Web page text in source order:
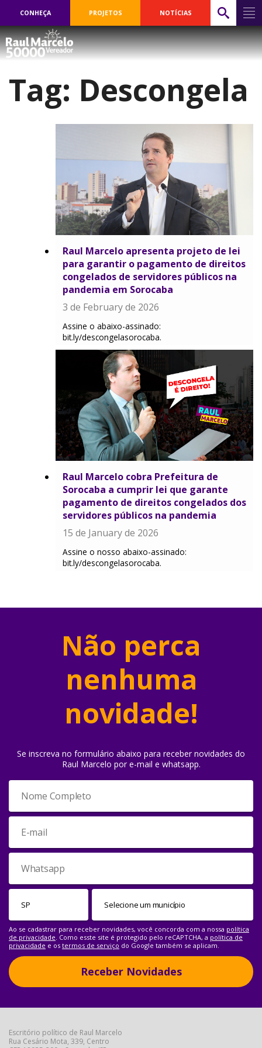
CONHEÇA PROJETOS NOTÍCIAS
Tag: Descongela
Raul Marcelo apresenta projeto de lei
para garantir o pagamento de direitos
congelados de servidores públicos na
pandemia em Sorocaba
3 de February de 2026
Assine o abaixo-assinado:
bit.ly/descongelasorocaba.
Raul Marcelo cobra Prefeitura de
Sorocaba a cumprir lei que garante
pagamento de direitos congelados dos
servidores públicos na pandemia
15 de January de 2026
Assine o nosso abaixo-assinado:
bit.ly/descongelasorocaba.
Não perca
nenhuma
novidade!
Se inscreva no formulário abaixo para receber novidades do
Raul Marcelo por e-mail e whatsapp.
Ao se cadastrar para receber novidades, você concorda com a nossa política
de privacidade. Como esste site é protegido pelo reCAPTCHA, a política de
privacidade e os termos de serviço do Google também se aplicam.
Receber Novidades
Escritório político de Raul Marcelo
Rua Cesário Mota, 339, Centro